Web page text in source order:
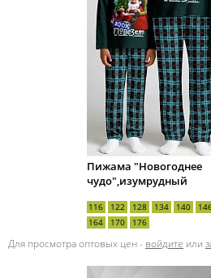
Пижама "Новогоднее
чудо",изумрудный
116 122 128 134 140
164
170 176
Для просмотра оптовых цен - войдите или